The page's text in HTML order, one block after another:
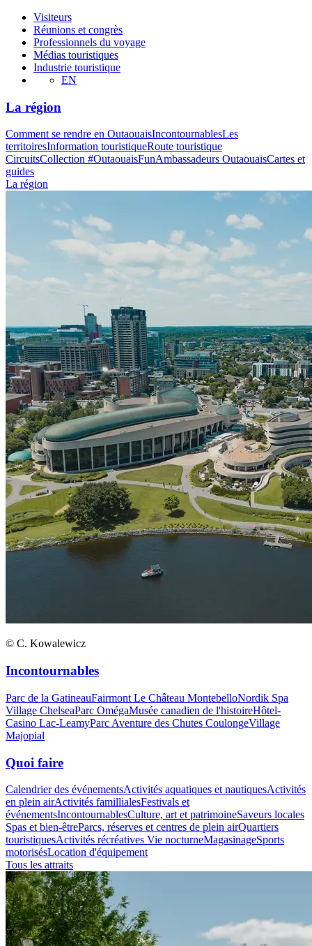
Visiteurs
Réunions et congrès
Professionnels du voyage
Médias touristiques
Industrie touristique
EN
La région
Comment se rendre en OutaouaisIncontournablesLes
territoiresInformation touristiqueRoute touristique
CircuitsCollection #OutaouaisFunAmbassadeurs OutaouaisCartes et
guides
La région
© C. Kowalewicz
Incontournables
Parc de la GatineauFairmont Le Château MontebelloNordik Spa
Village ChelseaParc OmégaMusée canadien de l'histoireHôtel-
Casino Lac-LeamyParc Aventure des Chutes CoulongeVillage
Majopial
Quoi faire
Calendrier des événementsActivités aquatiques et nautiquesActivités
en plein airActivités famillialesFestivals et
événementsIncontournablesCulture, art et patrimoineSaveurs locales
Spas et bien-êtreParcs, réserves et centres de plein airQuartiers
touristiquesActivités récréatives Vie nocturneMagasinageSports
motorisésLocation d'équipement
Tous les attraits